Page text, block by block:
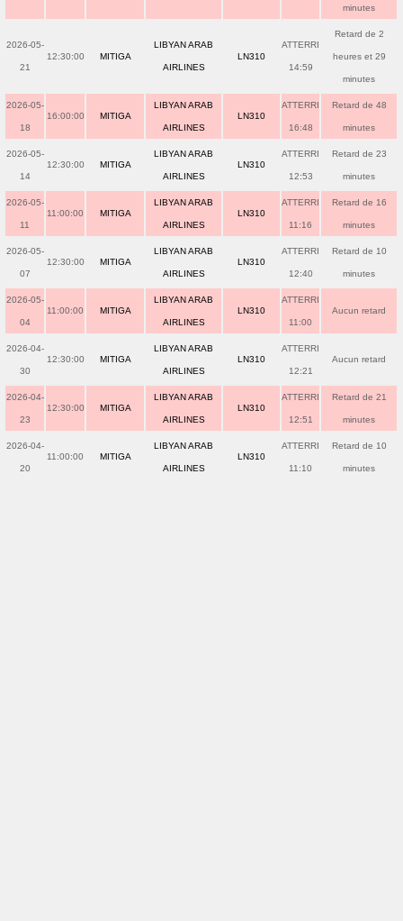
minutes
2026-05-
21
12:30:00 MITIGA
LIBYAN ARAB
AIRLINES
LN310
ATTERRI
14:59
Retard de 2
heures et 29
minutes
2026-05-
18
16:00:00 MITIGA
LIBYAN ARAB
AIRLINES
LN310
ATTERRI
16:48
Retard de 48
minutes
2026-05-
14
12:30:00 MITIGA
LIBYAN ARAB
AIRLINES
LN310
ATTERRI
12:53
Retard de 23
minutes
2026-05-
11
11:00:00 MITIGA
LIBYAN ARAB
AIRLINES
LN310
ATTERRI
11:16
Retard de 16
minutes
2026-05-
07
12:30:00 MITIGA
LIBYAN ARAB
AIRLINES
LN310
ATTERRI
12:40
Retard de 10
minutes
2026-05-
04
11:00:00 MITIGA
LIBYAN ARAB
AIRLINES
LN310
ATTERRI
11:00
Aucun retard
2026-04-
30
12:30:00 MITIGA
LIBYAN ARAB
AIRLINES
LN310
ATTERRI
12:21
Aucun retard
2026-04-
23
12:30:00 MITIGA
LIBYAN ARAB
AIRLINES
LN310
ATTERRI
12:51
Retard de 21
minutes
2026-04-
20
11:00:00 MITIGA
LIBYAN ARAB
AIRLINES
LN310
ATTERRI
11:10
Retard de 10
minutes